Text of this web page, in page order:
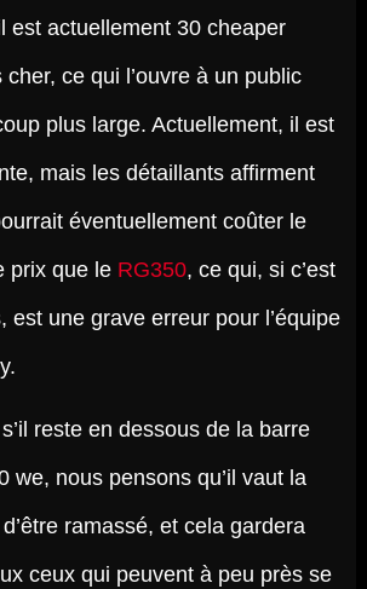
est actuellement 30 cheaper
cher, ce qui l’ouvre à un public
plus large. Actuellement, il est
mais les détaillants affirment
éventuellement coûter le
prix que le RG350, ce qui, si c’est
est une grave erreur pour l’équipe
reste en dessous de la barre
we, nous pensons qu’il vaut la
ramassé, et cela gardera
ceux qui peuvent à peu près se